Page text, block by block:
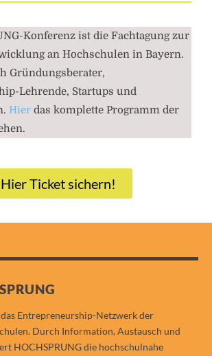
Konferenz ist die Fachtagung zur
an Hochschulen in Bayern.
Gründungsberater,
Lehrende, Startups und
Hier das komplette Programm der
Hier Ticket sichern!
Entrepreneurship-Netzwerk der
Durch Information, Austausch und
HOCHSPRUNG die hochschulnahe